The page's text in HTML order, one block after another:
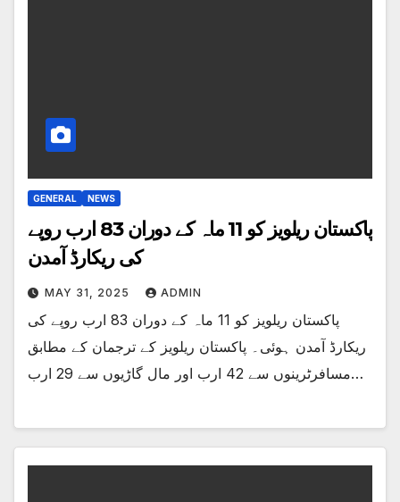
GENERAL NEWS
پاکستان ریلویز کو 11 ماہ کے دوران 83 ارب روپے
کی ریکارڈ آمدن
MAY 31, 2025 ADMIN
پاکستان ریلویز کو 11 ماہ کے دوران 83 ارب روپے کی
ریکارڈ آمدن ہوئی۔ پاکستان ریلویز کے ترجمان کے مطابق
مسافرٹرینوں سے 42 ارب اور مال گاڑیوں سے 29 ارب…